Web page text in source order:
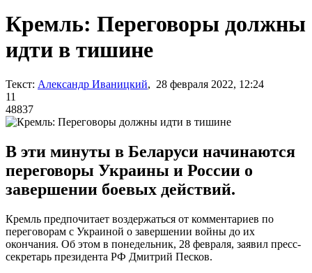
Кремль: Переговоры должны
идти в тишине
Текст: Александр Иваницкий, 28 февраля 2022, 12:24
11
48837
В эти минуты в Беларуси начинаются
переговоры Украины и России о
завершении боевых действий.
Кремль предпочитает воздержаться от комментариев по
переговорам с Украиной о завершении войны до их
окончания. Об этом в понедельник, 28 февраля, заявил пресс-
секретарь президента РФ Дмитрий Песков.